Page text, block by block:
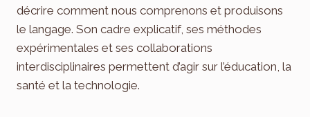
décrire comment nous comprenons et produisons
le langage. Son cadre explicatif, ses méthodes
expérimentales et ses collaborations
interdisciplinaires permettent d’agir sur l’éducation, la
santé et la technologie.